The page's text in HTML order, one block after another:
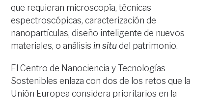
que requieran microscopía, técnicas
espectroscópicas, caracterización de
nanopartículas, diseño inteligente de nuevos
materiales, o análisisin situdel patrimonio.
El Centro de Nanociencia y Tecnologías
Sostenibles enlaza con dos de los retos que la
Unión Europea considera prioritarios en la